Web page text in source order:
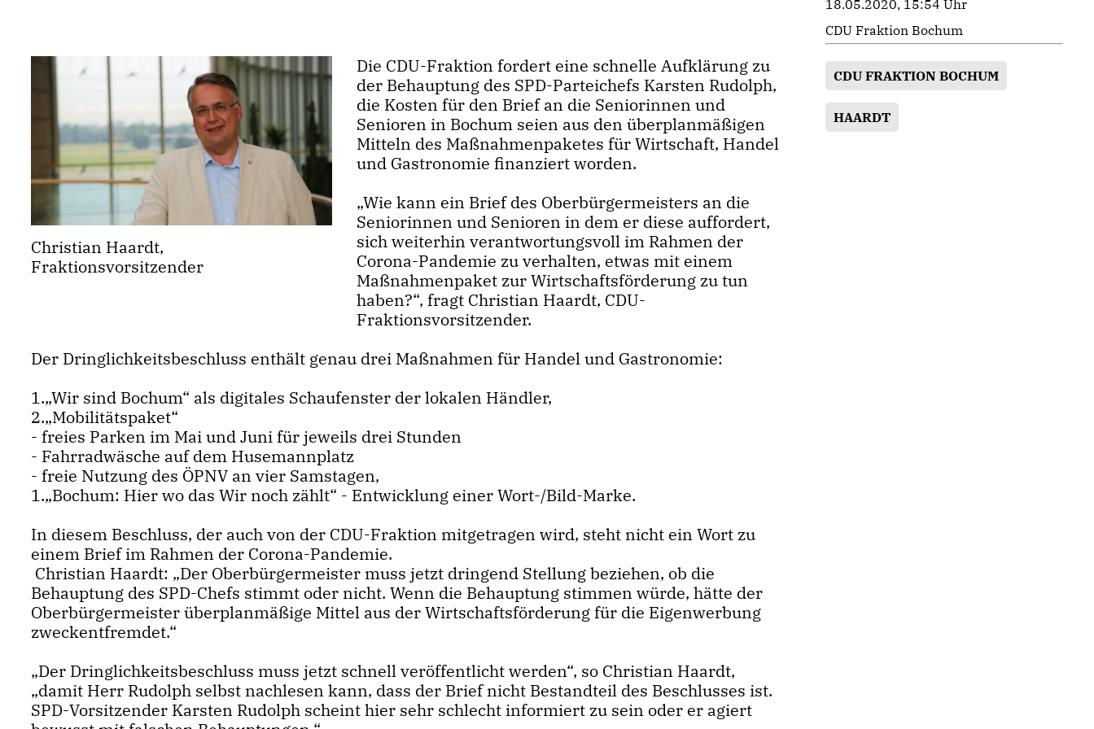
Christian Haardt,
Fraktionsvorsitzender
Die CDU-Fraktion fordert eine schnelle Aufklärung zu
der Behauptung des SPD-Parteichefs Karsten Rudolph,
die Kosten für den Brief an die Seniorinnen und
Senioren in Bochum seien aus den überplanmäßigen
Mitteln des Maßnahmenpaketes für Wirtschaft, Handel
und Gastronomie finanziert worden.
Wie kann ein Brief des Oberbürgermeisters an die
Seniorinnen und Senioren in dem er diese auffordert,
sich weiterhin verantwortungsvoll im Rahmen der
Corona-Pandemie zu verhalten, etwas mit einem
Maßnahmenpaket zur Wirtschaftsförderung zu tun
haben?“, fragt Christian Haardt, CDU-
Fraktionsvorsitzender.
Der Dringlichkeitsbeschluss enthält genau drei Maßnahmen für Handel und Gastronomie:
1.„Wir sind Bochum“ als digitales Schaufenster der lokalen Händler,
2.„Mobilitätspaket“
- freies Parken im Mai und Juni für jeweils drei Stunden
- Fahrradwäsche auf dem Husemannplatz
- freie Nutzung des ÖPNV an vier Samstagen,
1.„Bochum: Hier wo das Wir noch zählt“ - Entwicklung einer Wort-/Bild-Marke.
In diesem Beschluss, der auch von der CDU-Fraktion mitgetragen wird, steht nicht ein Wort zu
einem Brief im Rahmen der Corona-Pandemie.
Christian Haardt: „Der Oberbürgermeister muss jetzt dringend Stellung beziehen, ob die
Behauptung des SPD-Chefs stimmt oder nicht. Wenn die Behauptung stimmen würde, hätte der
Oberbürgermeister überplanmäßige Mittel aus der Wirtschaftsförderung für die Eigenwerbung
zweckentfremdet.“
Der Dringlichkeitsbeschluss muss jetzt schnell veröffentlicht werden“, so Christian Haardt,
damit Herr Rudolph selbst nachlesen kann, dass der Brief nicht Bestandteil des Beschlusses ist.
SPD-Vorsitzender Karsten Rudolph scheint hier sehr schlecht informiert zu sein oder er agiert
18.05.2020, 15:54 Uhr
CDU Fraktion Bochum
CDU FRAKTION BOCHUM
HAARDT